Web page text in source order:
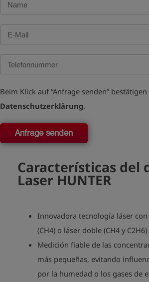
Beim Klick auf “Anfrage senden”
Datenschutzerklärung.
Anfrage senden
Características del
Laser HUNTER
Innovadora tecnología láser
(CH4) o láser doble (CH4 y C2H6)
Medición fiable de las
más pequeñas, evitando
por la humedad o los gases de